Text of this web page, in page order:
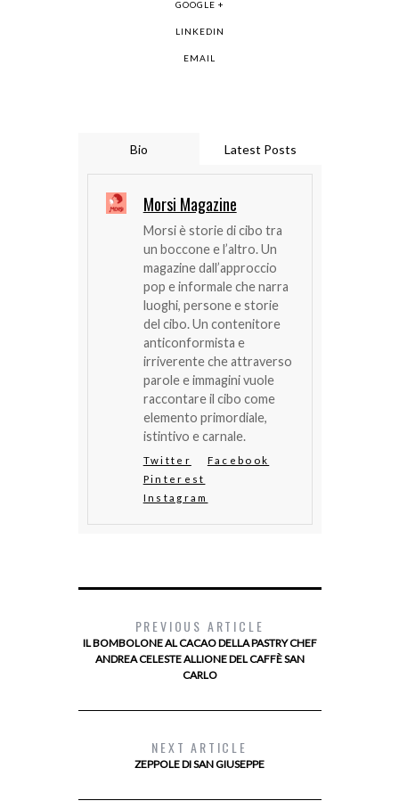
GOOGLE +
LINKEDIN
EMAIL
Bio Latest Posts
Morsi Magazine
Morsi è storie di cibo tra
un boccone e l’altro. Un
magazine dall’approccio
pop e informale che narra
luoghi, persone e storie
del cibo. Un contenitore
anticonformista e
irriverente che attraverso
parole e immagini vuole
raccontare il cibo come
elemento primordiale,
istintivo e carnale.
Twitter
Facebook
Pinterest
Instagram
PREVIOUS ARTICLE
IL BOMBOLONE AL CACAO DELLA PASTRY CHEF
ANDREA CELESTE ALLIONE DEL CAFFÈ SAN
CARLO
NEXT ARTICLE
ZEPPOLE DI SAN GIUSEPPE